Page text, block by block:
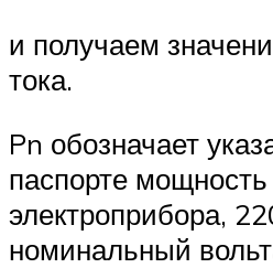
и получаем
тока.
Pn обозначает
паспорте мощность
электроприбора,
номинальный